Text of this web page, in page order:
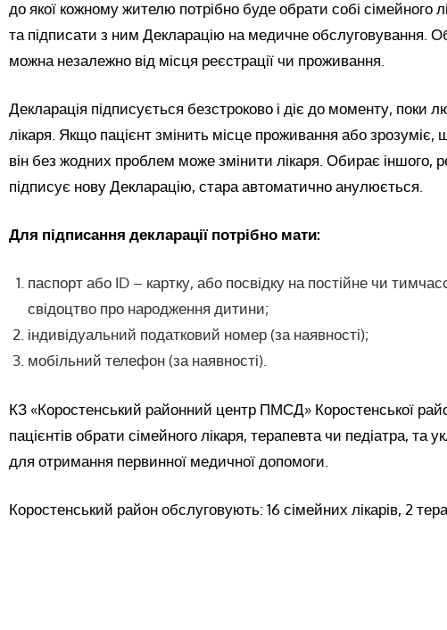
до якої кожному жителю потрібно буде обрати собі сімейного
та підписати з ним Декларацію на медичне обслуговування.
можна незалежно від місця реєстрації чи проживання.
Декларація підписується безстроково і діє до моменту, поки
лікаря. Якщо пацієнт змінить місце проживання або
він без жодних проблем може змінити лікаря. Обирає іншого,
підписує нову Декларацію, стара автоматично анулюється.
Для підписання декларації потрібно мати:
паспорт або ID – картку, або посвідку на постійне чи
свідоцтво про народження дитини;
індивідуальний податковий номер (за наявності);
мобільний телефон (за наявності).
КЗ «Коростенський районний центр ПМСД» Коростенської
пацієнтів обрати сімейного лікаря, терапевта чи педіатра, та
для отримання первинної медичної допомоги.
Коростенський район обслуговують: 16 сімейних лікарів, 2